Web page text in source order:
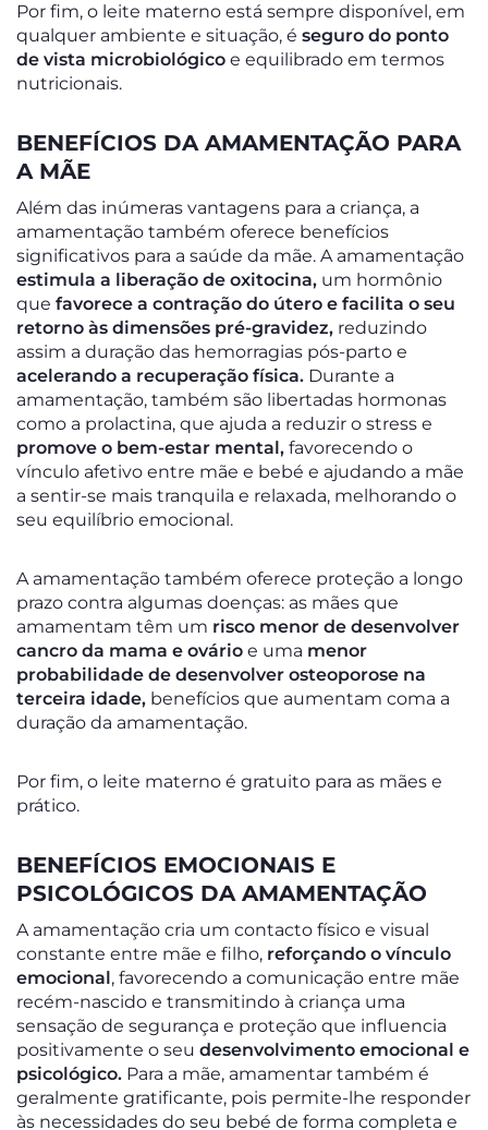
Por fim, o leite materno está sempre disponível, em
qualquer ambiente e situação, é seguro do ponto
de vista microbiológico e equilibrado em termos
nutricionais.
BENEFÍCIOS DA AMAMENTAÇÃO PARA
A MÃE
Além das inúmeras vantagens para a criança, a
amamentação também oferece benefícios
significativos para a saúde da mãe. A amamentação
estimula a liberação de oxitocina, um hormônio
que favorece a contração do útero e facilita o seu
retorno às dimensões pré-gravidez, reduzindo
assim a duração das hemorragias pós-parto e
acelerando a recuperação física. Durante a
amamentação, também são libertadas hormonas
como a prolactina, que ajuda a reduzir o stress e
promove o bem-estar mental, favorecendo o
vínculo afetivo entre mãe e bebé e ajudando a mãe
a sentir-se mais tranquila e relaxada, melhorando o
seu equilíbrio emocional.
A amamentação também oferece proteção a longo
prazo contra algumas doenças: as mães que
amamentam têm um risco menor de desenvolver
cancro da mama e ovário e uma menor
probabilidade de desenvolver osteoporose na
terceira idade, benefícios que aumentam coma a
duração da amamentação.
Por fim, o leite materno é gratuito para as mães e
prático.
BENEFÍCIOS EMOCIONAIS E
PSICOLÓGICOS DA AMAMENTAÇÃO
A amamentação cria um contacto físico e visual
constante entre mãe e filho, reforçando o vínculo
emocional, favorecendo a comunicação entre mãe
recém-nascido e transmitindo à criança uma
sensação de segurança e proteção que influencia
positivamente o seu desenvolvimento emocional e
psicológico. Para a mãe, amamentar também é
geralmente gratificante, pois permite-lhe responder
às necessidades do seu bebé de forma completa e